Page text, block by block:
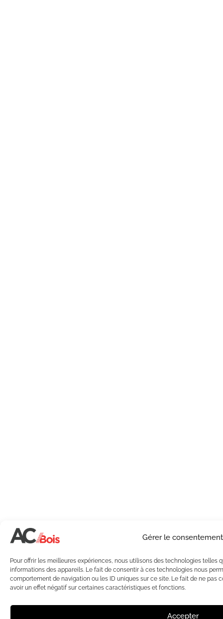
Gérer le consentement
Pour offrir les meilleures expériences, nous utilisons des technologies
informations des appareils. Le fait de consentir à ces technologies nous
comportement de navigation ou les ID uniques sur ce site. Le fait de ne pas
avoir un effet négatif sur certaines caractéristiques et fonctions.
Accepter